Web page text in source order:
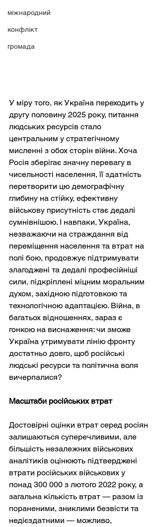
міжнародний
конфлікт
громада
У міру того, як Україна переходить у
другу половину 2025 року, питання
людських ресурсів стало
центральним у стратегічному
мисленні з обох сторін війни. Хоча
Росія зберігає значну перевагу в
чисельності населення, її здатність
перетворити цю демографічну
глибину на стійку, ефективну
військову присутність стає дедалі
сумнівнішою. І навпаки, Україна,
незважаючи на страждання від
переміщення населення та втрат на
полі бою, продовжує підтримувати
злагоджені та дедалі професійніші
сили, підкріплені міцним моральним
духом, західною підготовкою та
технологічною адаптацією. Війна, в
багатьох відношеннях, зараз є
гонкою на виснаження: чи зможе
Україна утримувати лінію фронту
достатньо довго, щоб російські
людські ресурси та політична воля
вичерпалися?
Масштаби російських втрат
Достовірні оцінки втрат серед росіян
залишаються суперечливими, але
більшість незалежних військових
аналітиків оцінюють підтверджені
втрати російських військових у
понад 300 000 з лютого 2022 року, а
загальна кількість втрат — разом із
пораненими, зниклими безвісти та
недієздатними — можливо,